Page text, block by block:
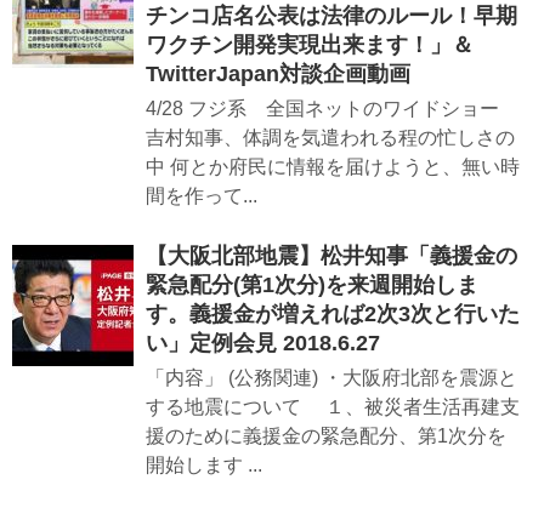
チンコ店名公表は法律のルール！早期
ワクチン開発実現出来ます！」＆
TwitterJapan対談企画動画
4/28 フジ系 全国ネットのワイドショー
吉村知事、体調を気遣われる程の忙しさの
中 何とか府民に情報を届けようと、無い時
間を作って...
【大阪北部地震】松井知事「義援金の
緊急配分(第1次分)を来週開始しま
す。義援金が増えれば2次3次と行いた
い」定例会見 2018.6.27
「内容」 (公務関連) ・大阪府北部を震源と
する地震について １、被災者生活再建支
援のために義援金の緊急配分、第1次分を
開始します ...